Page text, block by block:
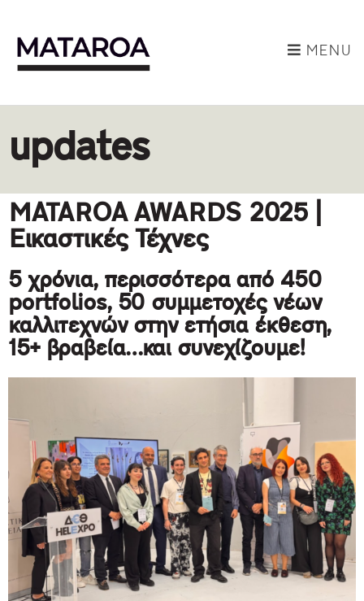
MENU
updates
MATAROA AWARDS 2025 |
Εικαστικές Τέχνες
5 χρόνια, περισσότερα από 450
portfolios, 50 συμμετοχές νέων
καλλιτεχνών στην ετήσια έκθεση,
15+ βραβεία…και συνεχίζουμε!